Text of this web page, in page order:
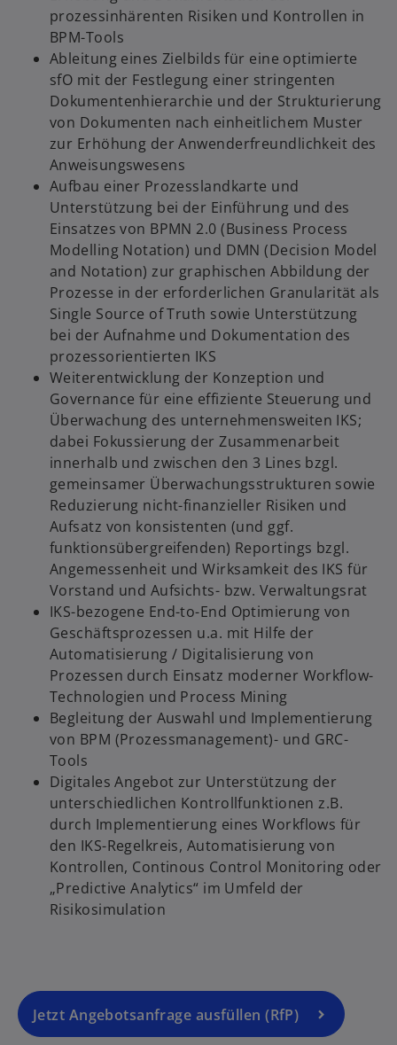
prozessinhärenten Risiken und Kontrollen in
BPM-Tools
Ableitung eines Zielbilds für eine optimierte
sfO mit der Festlegung einer stringenten
Dokumentenhierarchie und der Strukturierung
von Dokumenten nach einheitlichem Muster
zur Erhöhung der Anwenderfreundlichkeit des
Anweisungswesens
Aufbau einer Prozesslandkarte und
Unterstützung bei der Einführung und des
Einsatzes von BPMN 2.0 (Business Process
Modelling Notation) und DMN (Decision Model
and Notation) zur graphischen Abbildung der
Prozesse in der erforderlichen Granularität als
Single Source of Truth sowie Unterstützung
bei der Aufnahme und Dokumentation des
prozessorientierten IKS
Weiterentwicklung der Konzeption und
Governance für eine effiziente Steuerung und
Überwachung des unternehmensweiten IKS;
dabei Fokussierung der Zusammenarbeit
innerhalb und zwischen den 3 Lines bzgl.
gemeinsamer Überwachungsstrukturen sowie
Reduzierung nicht-finanzieller Risiken und
Aufsatz von konsistenten (und ggf.
funktionsübergreifenden) Reportings bzgl.
Angemessenheit und Wirksamkeit des IKS für
Vorstand und Aufsichts- bzw. Verwaltungsrat
IKS-bezogene End-to-End Optimierung von
Geschäftsprozessen u.a. mit Hilfe der
Automatisierung / Digitalisierung von
Prozessen durch Einsatz moderner Workflow-
Technologien und Process Mining
Begleitung der Auswahl und Implementierung
von BPM (Prozessmanagement)- und GRC-
Tools
Digitales Angebot zur Unterstützung der
unterschiedlichen Kontrollfunktionen z.B.
durch Implementierung eines Workflows für
den IKS-Regelkreis, Automatisierung von
Kontrollen, Continous Control Monitoring oder
„Predictive Analytics“ im Umfeld der
Risikosimulation
Jetzt Angebotsanfrage ausfüllen (RfP)
ir
i
n
i
n
e
r
n
e
is